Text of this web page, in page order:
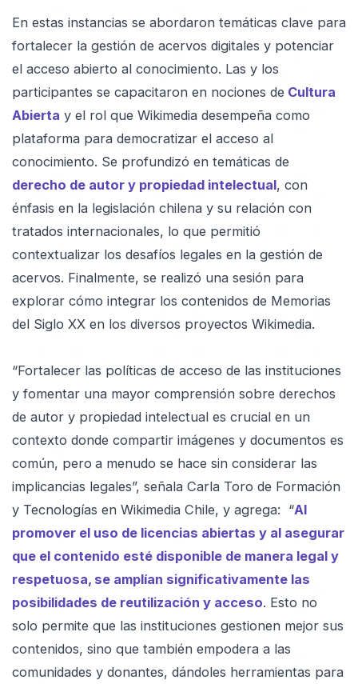
En estas instancias se abordaron temáticas clave para
fortalecer la gestión de acervos digitales y potenciar
el acceso abierto al conocimiento. Las y los
participantes se capacitaron en nociones de Cultura
Abierta y el rol que Wikimedia desempeña como
plataforma para democratizar el acceso al
conocimiento. Se profundizó en temáticas de
derecho de autor y propiedad intelectual, con
énfasis en la legislación chilena y su relación con
tratados internacionales, lo que permitió
contextualizar los desafíos legales en la gestión de
acervos. Finalmente, se realizó una sesión para
explorar cómo integrar los contenidos de Memorias
del Siglo XX en los diversos proyectos Wikimedia.
“Fortalecer las políticas de acceso de las instituciones
y fomentar una mayor comprensión sobre derechos
de autor y propiedad intelectual es crucial en un
contexto donde compartir imágenes y documentos es
común, pero a menudo se hace sin considerar las
implicancias legales”, señala Carla Toro de Formación
y Tecnologías en Wikimedia Chile, y agrega: “Al
promover el uso de licencias abiertas y al asegurar
que el contenido esté disponible de manera legal y
respetuosa, se amplían significativamente las
posibilidades de reutilización y acceso. Esto no
solo permite que las instituciones gestionen mejor sus
contenidos, sino que también empodera a las
comunidades y donantes, dándoles herramientas para